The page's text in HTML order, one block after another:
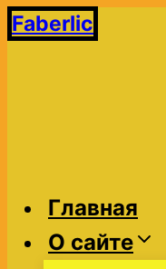
Перейти
Faberlic
Главная
О сайте